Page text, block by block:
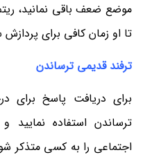
موضع ضعف باقی نمانید،
تا او زمان کافی برای
ترفند قدیمی ترساندن
برای دریافت پاسخ برای
ترساندن استفاده
اجتماعی را به کسی متذکر